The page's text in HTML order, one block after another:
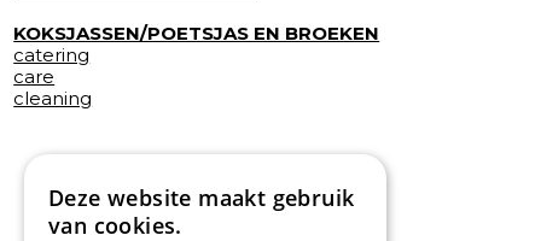
KOKSJASSEN/POETSJAS EN BROEKEN
catering
care
cleaning
Deze website maakt gebruik
van cookies.